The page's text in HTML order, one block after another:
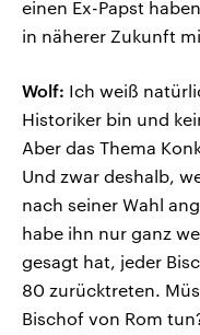
einen Ex-Papst
in näherer Zukunft
Wolf: Ich weiß
Historiker bin und
Aber das Thema
Und zwar deshalb,
nach seiner Wahl
habe ihn nur ganz
gesagt hat, jeder
80 zurücktreten.
Bischof von Rom